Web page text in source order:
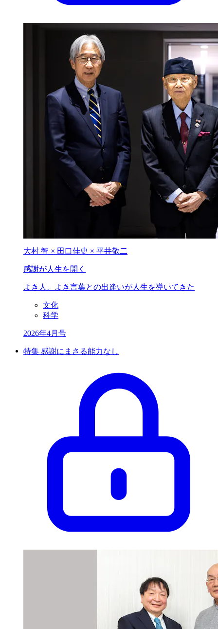
大村 智 × 田口佳史 × 平井敬二
感謝が人生を開く
よき人、よき言葉との出逢いが人生を導いてきた
文化
科学
2026年4月号
特集 感謝にまさる能力なし